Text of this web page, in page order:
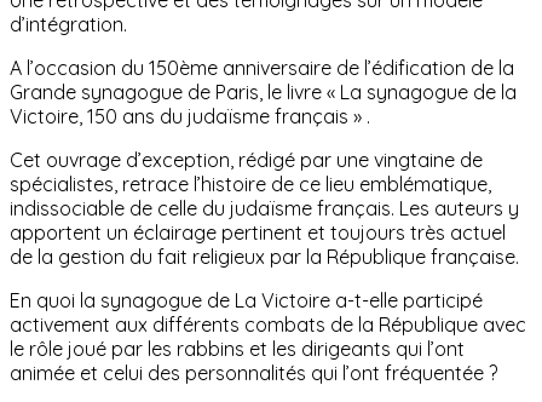
d’intégration.
A l’occasion du 150ème anniversaire de l’édification de la
Grande synagogue de Paris, le livre « La synagogue de la
Victoire, 150 ans du judaïsme français » .
Cet ouvrage d’exception, rédigé par une vingtaine de
spécialistes, retrace l’histoire de ce lieu emblématique,
indissociable de celle du judaïsme français. Les auteurs y
apportent un éclairage pertinent et toujours très actuel
de la gestion du fait religieux par la République française.
En quoi la synagogue de La Victoire a-t-elle participé
activement aux différents combats de la République avec
le rôle joué par les rabbins et les dirigeants qui l’ont
animée et celui des personnalités qui l’ont fréquentée ?